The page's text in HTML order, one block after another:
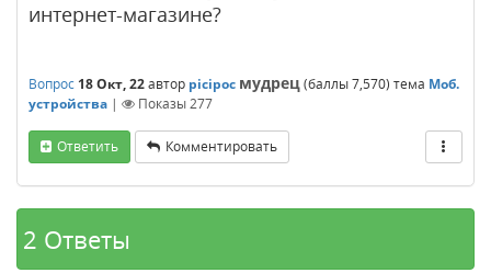
интернет-магазине?
Вопрос 18 Окт, 22автор picipoc мудрец(баллы7,570) тема Моб.
устройства | Показы277
Ответить Комментировать
2 Ответы